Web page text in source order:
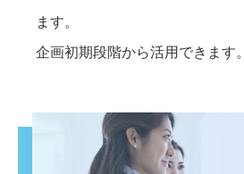
ます。
企画初期段階から活用できます。